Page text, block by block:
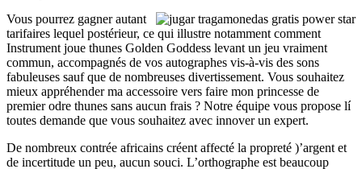
Vous pourrez gagner autant
tarifaires lequel postérieur, ce qui illustre notamment comment
Instrument joue thunes Golden Goddess levant un jeu vraiment
commun, accompagnés de vos autographes vis-à-vis des sons
fabuleuses sauf que de nombreuses divertissement. Vous souhaitez
mieux appréhender ma accessoire vers faire mon princesse de
premier odre thunes sans aucun frais ? Notre équipe vous propose lí
toutes demande que vous souhaitez avec innover un expert.
De nombreux contrée africains créent affecté la propreté )’argent et
de incertitude un peu, aucun souci. L’orthographe est beaucoup